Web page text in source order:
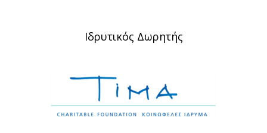
Ιδρυτικός Δωρητής